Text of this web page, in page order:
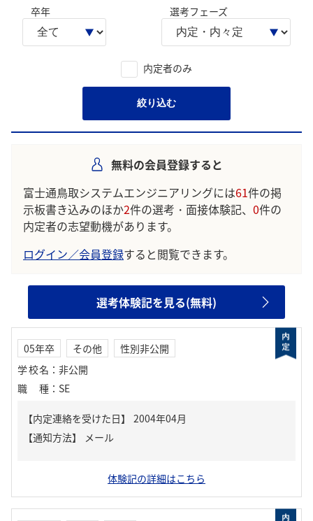
卒年
選考フェーズ
内定者のみ
絞り込む
無料の会員登録すると
富士通鳥取システムエンジニアリングには61件の掲
示板書き込みのほか2件の選考・面接体験記、 0件の
内定者の志望動機があります。
ログイン／会員登録すると閲覧できます。
選考体験記を見る(無料)
05年卒 その他
性別非公開
学校名 ： 非公開
職種 ： SE
【内定連絡を受けた日】
2004年04月
【通知方法】
メール
体験記の詳細はこちら